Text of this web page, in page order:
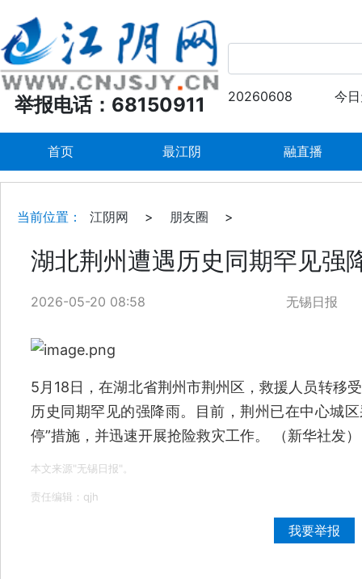
举报电话：68150911 20260608 今
首页 最江阴 融直播
当前位置： 江阴网 > 朋友圈 >
湖北荆州遭遇历史同期罕见强
2026-05-20 08:58 无锡日报
5月18日，在湖北省荆州市荆州区，救援人员转移
历史同期罕见的强降雨。目前，荆州已在中心城
停”措施，并迅速开展抢险救灾工作。 （新华社发）
本文来源"无锡日报"。
责任编辑：qjh
我要举报